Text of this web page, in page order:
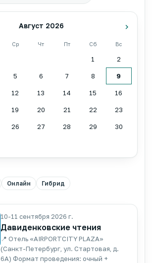
10-11 сентября 2026 г.
Давиденковские чтения
📍 Отель «AIRPORTCITY PLAZA»
(Санкт-Петербург, ул. Стартовая, д.
6А) Формат проведения: очный +
Август 2026 ›
Ср Чт Пт Сб Вс
1 2
5 6 7 8 9
12 13 14 15 16
19 20 21 22 23
26 27 28 29 30
Онлайн Гибрид